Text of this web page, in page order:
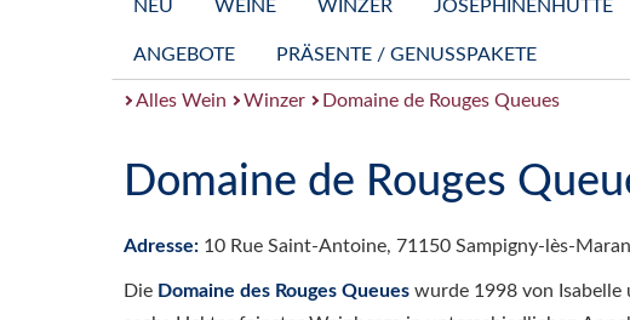
NEU WEINE WINZER JOSEPHINENHÜTTE
ANGEBOTE PRÄSENTE / GENUSSPAKETE
Alles Wein Winzer Domaine de Rouges Queues
Domaine de Rouges
Adresse: 10 Rue Saint-Antoine, 71150 Sampigny-lès-
Die Domaine des Rouges Queues wurde 1998 von Isabelle